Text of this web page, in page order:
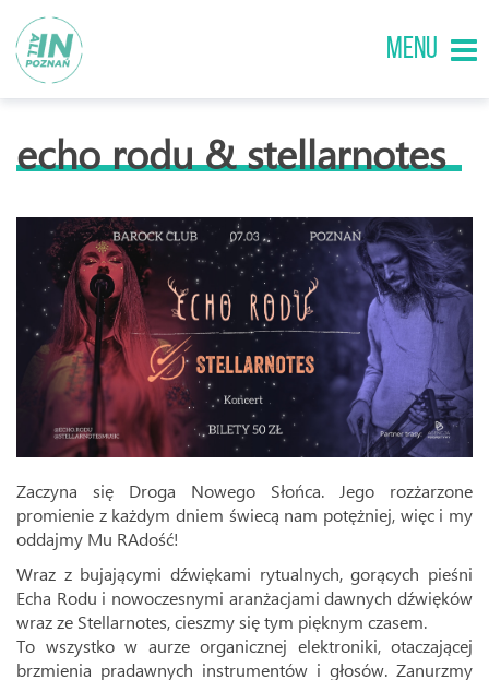
MENU
echo rodu & stellarnotes
Zaczyna się Droga Nowego Słońca. Jego rozżarzone
promienie z każdym dniem świecą nam potężniej, więc i my
oddajmy Mu RAdość!
Wraz z bujającymi dźwiękami rytualnych, gorących pieśni
Echa Rodu i nowoczesnymi aranżacjami dawnych dźwięków
wraz ze Stellarnotes, cieszmy się tym pięknym czasem.
To wszystko w aurze organicznej elektroniki, otaczającej
brzmienia pradawnych instrumentów i głosów. Zanurzmy